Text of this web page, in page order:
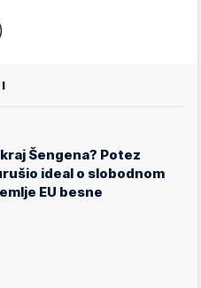
Šengena? Potez
ideal o slobodnom
EU besne